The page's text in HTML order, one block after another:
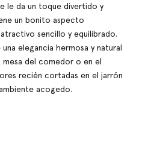
le da un toque divertido y
un bonito aspecto
sencillo y equilibrado.
elegancia hermosa y natural
del comedor o en el
recién cortadas en el jarrón
acogedo.